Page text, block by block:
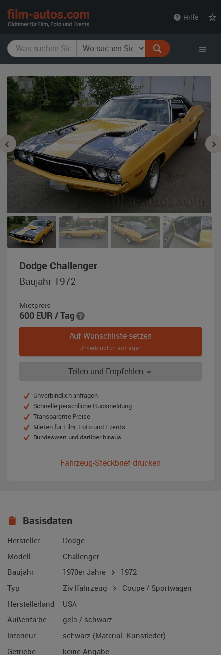
Hilfe
Dodge Challenger,
schwarz
Baujahr 1972
Mietpreis
600 EUR / Tag
Auf Wunschliste setzen
Unverbindlich anfragen
Teilen und Empfehlen
Unverbindlich anfragen
Schnelle persönliche Rückmeldung
Transparente Preise
Mieten für Film, Foto und Events
Bundesweit und darüber hinaus
Fahrzeug-Steckbrief drucken
Basisdaten
Hersteller
Dodge
Modell
Challenger
Baujahr
1970er Jahre
1972
Typ
Zivilfahrzeug
Coupe / Sportwagen
Herstellerland
USA
Außenfarbe
gelb / schwarz
Interieur
schwarz (Material: Kunstleder)
Getriebe
keine Angabe